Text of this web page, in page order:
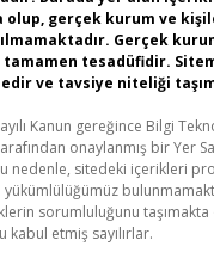
olup, gerçek kurum ve
Gerçek
tesadüfidir.
ve tavsiye niteliği
Kanun gereğince Bilgi
onaylanmış bir Yer
nedenle, sitedeki içerikleri
yükümlülüğümüz
sorumluluğunu
kabul etmiş sayılırlar.